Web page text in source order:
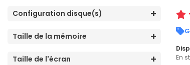
Configuration disque(s)
Taille de la mémoire
Taille de l'écran
En